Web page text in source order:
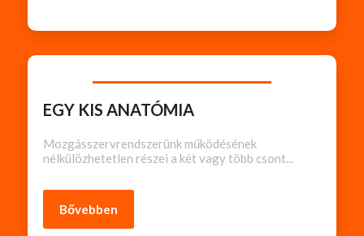
EGY KIS ANATÓMIA
Mozgásszervrendszerünk működésének
nélkülözhetetlen részei a két vagy több csont...
Bővebben